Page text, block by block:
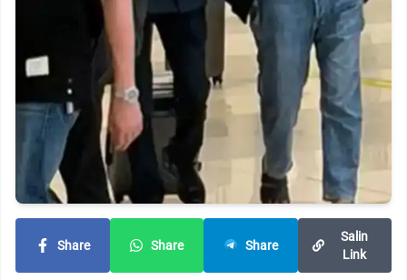
Share Share Share
Salin
Link